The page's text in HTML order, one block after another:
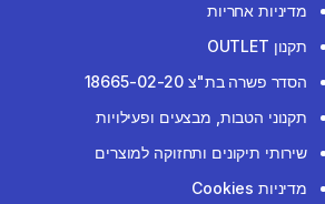
מדיניות אחריות
תקנון OUTLET
הסדר פשרה בת"צ 18665-02-20
תקנוני הטבות, מבצעים ופעילויות
שירותי תיקונים ותחזוקה למוצרים
מדיניות Cookies